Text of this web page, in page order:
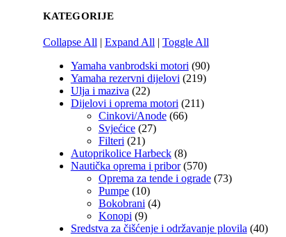
KATEGORIJE
Collapse All| Expand All| Toggle All
Yamaha vanbrodski motori (90)
Yamaha rezervni dijelovi (219)
Ulja i maziva (22)
Dijelovi i oprema motori (211)
Cinkovi/Anode (66)
Svjećice (27)
Filteri (21)
Autoprikolice Harbeck (8)
Nautička oprema i pribor (570)
Oprema za tende i ograde (73)
Pumpe (10)
Bokobrani (4)
Konopi (9)
Sredstva za čišćenje i održavanje plovila (40)